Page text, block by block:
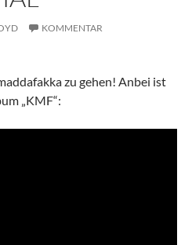
KOMMENTAR
zu gehen! Anbei ist
„KMF“: